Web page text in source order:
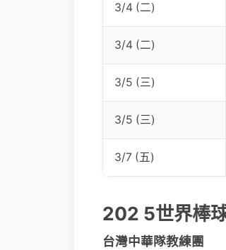
3/4 (二)
3/4 (二)
3/5 (三)
3/5 (三)
3/7 (五)
202 5世界棒
台灣中華隊教練團